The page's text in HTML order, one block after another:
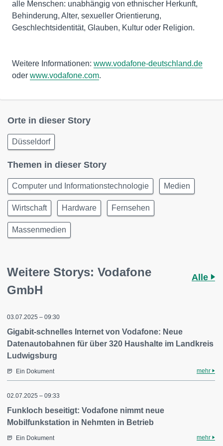
alle Menschen: unabhängig von ethnischer Herkunft,
Behinderung, Alter, sexueller Orientierung,
Geschlechtsidentität, Glauben, Kultur oder Religion.
Weitere Informationen: www.vodafone-deutschland.de
oder www.vodafone.com.
Orte in dieser Story
Düsseldorf
Themen in dieser Story
Computer und Informationstechnologie Medien
Wirtschaft Hardware Fernsehen
Massenmedien
Weitere Storys: Vodafone
GmbH
Alle
03.07.2025 – 09:30
Gigabit-schnelles Internet von Vodafone: Neue
Datenautobahnen für über 320 Haushalte im Landkreis
Ludwigsburg
Ein Dokument mehr
02.07.2025 – 09:33
Funkloch beseitigt: Vodafone nimmt neue
Mobilfunkstation in Nehmten in Betrieb
Ein Dokument mehr